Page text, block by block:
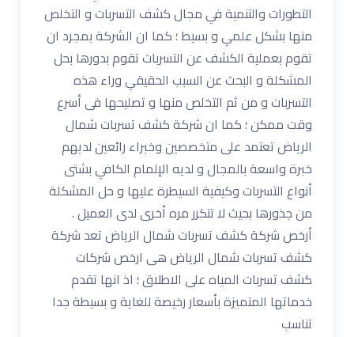
التطورات والتنمية في مجال كشف التسربات و التخلص
منها بشكل علمي و بسيط ؛ كما ان الشركة بمجرد ان
تقوم بعملية الكشف عن التسربات تقوم بدورها بحل
المشكلة و البحث عن السبب الحقيقي وراء هذه
التسربات و من ثم التخلص منها و تصليحها فى أسرع
وقت ممكن ؛ كما ان شركة كشف تسربات شمال
الرياض تعتمد على متخصصين وخبراء رائعين لديهم
خبرة واسعة بالمجال و لديه الإلمام الكافي بشتى
أنواع التسربات وكيفية السيطرة عليها و حل المشكلة
من جذورها بحيث لا تتكرر مره أخرى لدى العميل .
أرخص شركة كشف تسربات شمال الرياض تعد شركة
كشف تسربات شمال الرياض هى ارخص شركات
كشف تسربات المياه على الاطلاق ؛ اذ انها تقدم
خدماتها المتميزة بأسعار رخيصة للغاية و بسيطة جدا
تناسب